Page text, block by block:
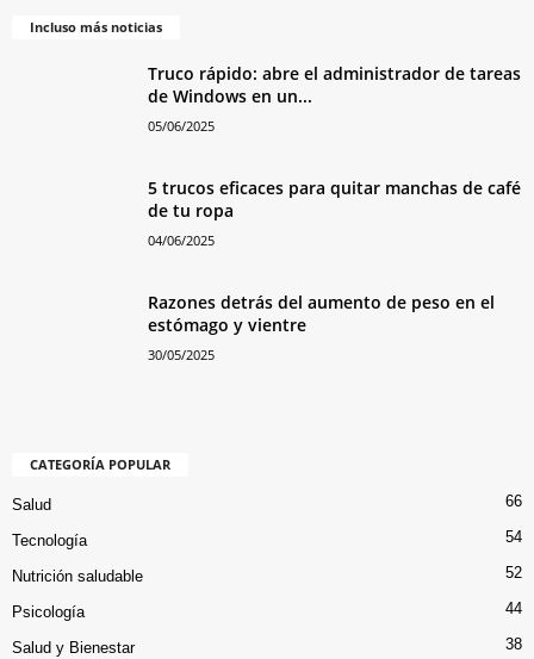
Incluso más noticias
Truco rápido: abre el administrador de tareas
de Windows en un...
05/06/2025
5 trucos eficaces para quitar manchas de café
de tu ropa
04/06/2025
Razones detrás del aumento de peso en el
estómago y vientre
30/05/2025
CATEGORÍA POPULAR
Salud 66
Tecnología 54
Nutrición saludable 52
Psicología 44
Salud y Bienestar 38